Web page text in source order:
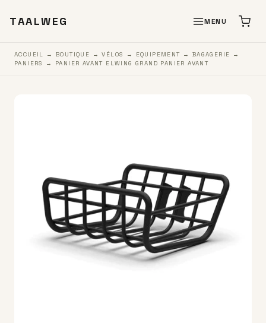
TAALWEG MENU
ACCUEIL →BOUTIQUE →VÉLOS → EQUIPEMENT → BAGAGERIE
→
PANIERS
→ PANIER AVANT ELWING GRAND PANIER AVANT